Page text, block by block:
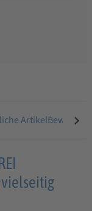
Artikel
vielseitig